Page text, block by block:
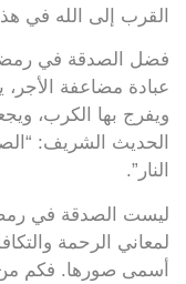
القرب إلى الله في
فضل الصدقة في
عبادة مضاعفة الأجر،
ويفرج بها الكرب،
الحديث الشريف:
النار”.
ليست الصدقة في
لمعاني الرحمة
أسمى صورها. فكم